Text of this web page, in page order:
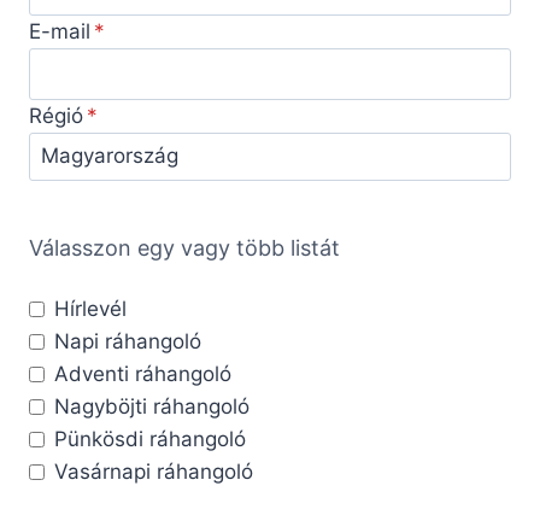
E-mail
Régió
Válasszon egy vagy több listát
Hírlevél
Napi ráhangoló
Adventi ráhangoló
Nagyböjti ráhangoló
Pünkösdi ráhangoló
Vasárnapi ráhangoló